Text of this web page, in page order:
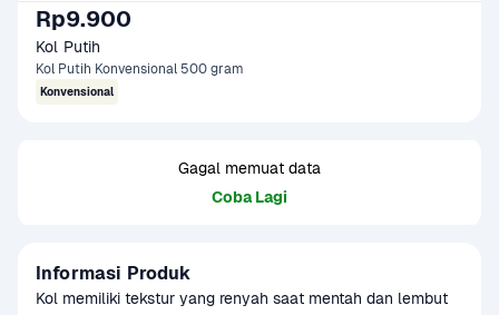
Rp9.900
Kol Putih
Kol Putih Konvensional 500 gram
Konvensional
Gagal memuat data
Coba Lagi
Informasi Produk
Kol memiliki tekstur yang renyah saat mentah dan lembut